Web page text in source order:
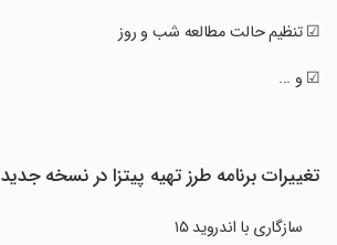
‏☑ تنظیم حالت مطالعه شب و روز
‏☑ و ...
تغییرات برنامه طرز تهیه پیتزا در نسخه جدید
سازگاری با اندروید ۱۵